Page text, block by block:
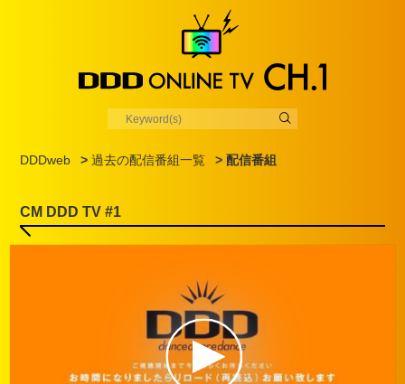
DDDweb >過去の配信番組一覧 > 配信番組
CM DDD TV #1